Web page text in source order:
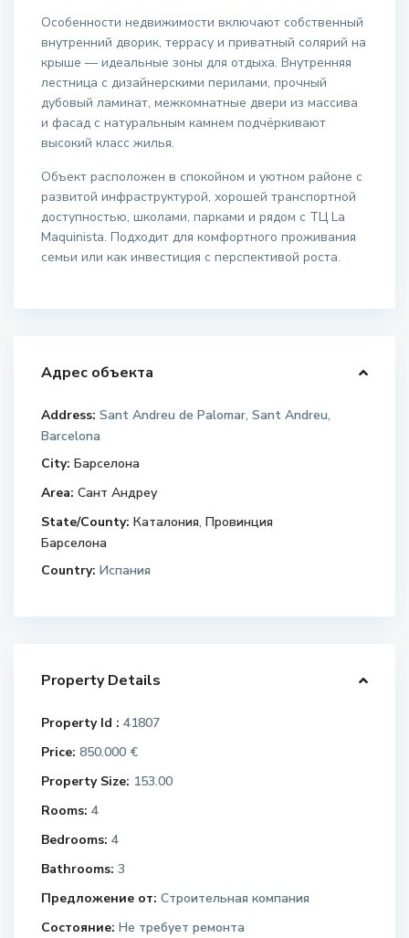
Особенности недвижимости включают собственный
внутренний дворик, террасу и приватный солярий на
крыше — идеальные зоны для отдыха. Внутренняя
лестница с дизайнерскими перилами, прочный
дубовый ламинат, межкомнатные двери из массива
и фасад с натуральным камнем подчёркивают
высокий класс жилья.
Объект расположен в спокойном и уютном районе с
развитой инфраструктурой, хорошей транспортной
доступностью, школами, парками и рядом с ТЦ La
Maquinista. Подходит для комфортного проживания
семьи или как инвестиция с перспективой роста.
Адрес объекта
Address: Sant Andreu de Palomar, Sant Andreu,
Barcelona
City: Барселона
Area: Сант Андреу
State/County: Каталония,Провинция
Барселона
Country: Испания
Property Details
Property Id : 41807
Price: 850.000 €
Property Size: 153.00
Rooms: 4
Bedrooms: 4
Bathrooms: 3
Предложение от: Строительная компания
Состояние: Не требует ремонта